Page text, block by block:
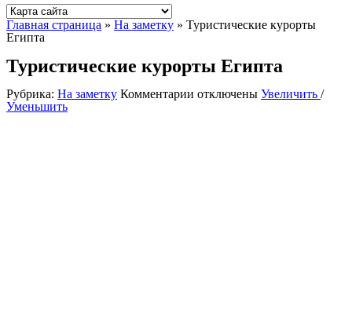
Главная страница » На заметку » Туристические курорты
Египта
Туристические курорты Египта
Рубрика: На заметку Комментарии котключены Увеличить /
Уменьшить